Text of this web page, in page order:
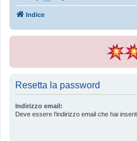
Indice
Resetta la password
Indirizzo email:
Deve essere l’indirizzo email che hai